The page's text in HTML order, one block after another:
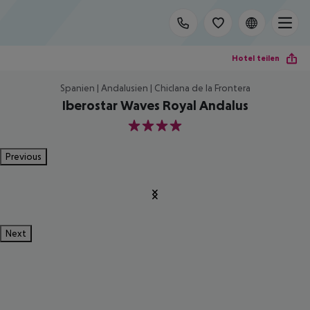
Hotel teilen
Spanien | Andalusien | Chiclana de la Frontera
Iberostar Waves Royal Andalus
4
Previous
Next